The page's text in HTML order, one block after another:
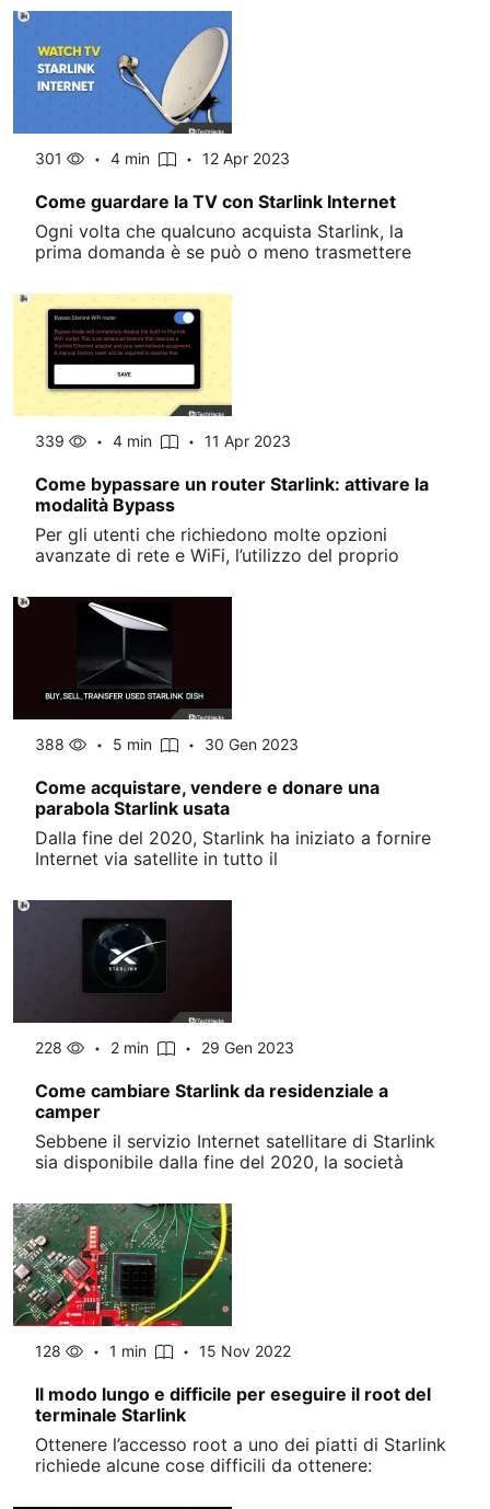
301 4 min 12 Apr 2023
Come guardare la TV con Starlink Internet
Ogni volta che qualcuno acquista Starlink, la
prima domanda è se può o meno trasmettere
339 4 min 11 Apr 2023
Come bypassare un router Starlink: attivare la
modalità Bypass
Per gli utenti che richiedono molte opzioni
avanzate di rete e WiFi, l’utilizzo del proprio
388 5 min 30 Gen 2023
Come acquistare, vendere e donare una
parabola Starlink usata
Dalla fine del 2020, Starlink ha iniziato a fornire
Internet via satellite in tutto il
228 2 min 29 Gen 2023
Come cambiare Starlink da residenziale a
camper
Sebbene il servizio Internet satellitare di Starlink
sia disponibile dalla fine del 2020, la società
128 1 min 15 Nov 2022
Il modo lungo e difficile per eseguire il root del
terminale Starlink
Ottenere l’accesso root a uno dei piatti di Starlink
richiede alcune cose difficili da ottenere: